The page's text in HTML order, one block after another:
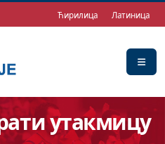
Ћирилица Латиница
утакмицу